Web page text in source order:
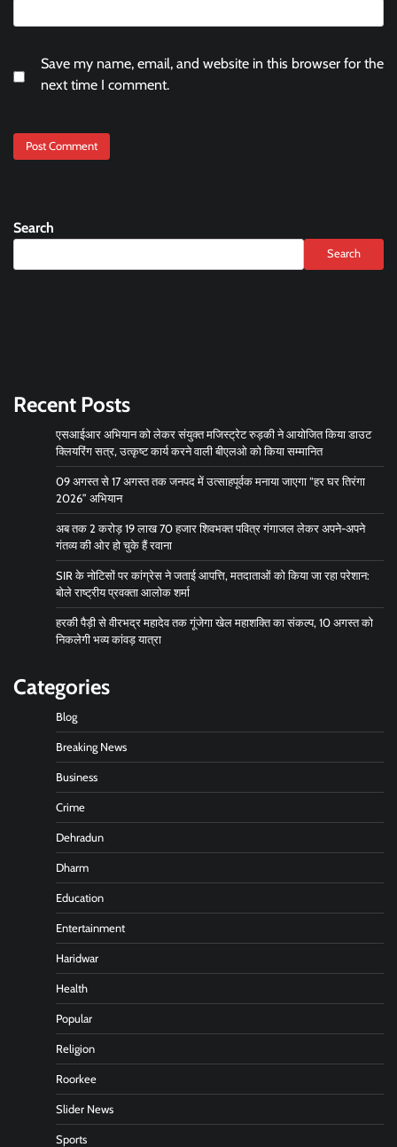
Save my name, email, and website in this browser for the
next time I comment.
Search
Search
Recent Posts
एसआईआर अभियान को लेकर संयुक्त मजिस्ट्रेट रुड़की ने आयोजित किया डाउट
क्लियरिंग सत्र, उत्कृष्ट कार्य करने वाली बीएलओ को किया सम्मानित
09 अगस्त से 17 अगस्त तक जनपद में उत्साहपूर्वक मनाया जाएगा “हर घर तिरंगा
2026” अभियान
अब तक 2 करोड़ 19 लाख 70 हजार शिवभक्त पवित्र गंगाजल लेकर अपने-अपने
गंतव्य की ओर हो चुके हैं रवाना
SIR के नोटिसों पर कांग्रेस ने जताई आपत्ति, मतदाताओं को किया जा रहा परेशान:
बोले राष्ट्रीय प्रवक्ता आलोक शर्मा
हरकी पैड़ी से वीरभद्र महादेव तक गूंजेगा खेल महाशक्ति का संकल्प, 10 अगस्त को
निकलेगी भव्य कांवड़ यात्रा
Categories
Blog
Breaking News
Business
Crime
Dehradun
Dharm
Education
Entertainment
Haridwar
Health
Popular
Religion
Roorkee
Slider News
Sports